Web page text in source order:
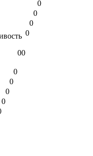
0
0
0
0
0
0
0
0
0
0